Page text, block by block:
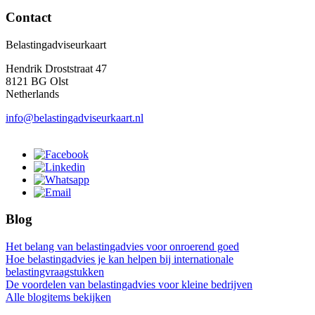
Contact
Belastingadviseurkaart
Hendrik Droststraat 47
8121 BG Olst
Netherlands
info@belastingadviseurkaart.nl
Blog
Het belang van belastingadvies voor onroerend goed
Hoe belastingadvies je kan helpen bij internationale
belastingvraagstukken
De voordelen van belastingadvies voor kleine bedrijven
Alle blogitems bekijken